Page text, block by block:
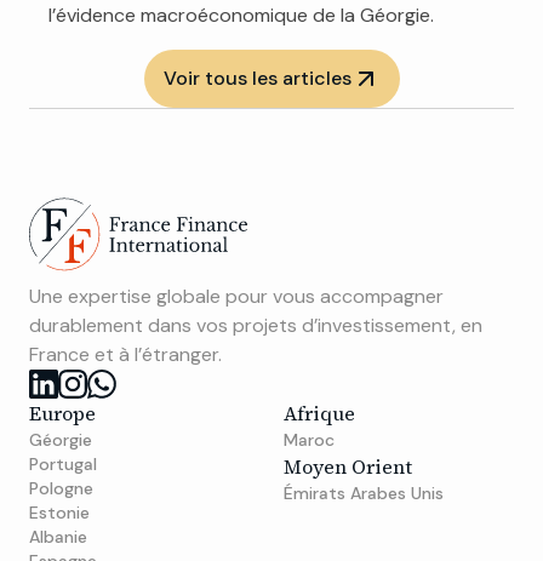
l’évidence macroéconomique de la Géorgie.
Voir tous les articles
Une expertise globale pour vous accompagner
durablement dans vos projets d’investissement, en
France et à l’étranger.
Europe
Géorgie
Portugal
Pologne
Estonie
Albanie
Afrique
Maroc
Moyen Orient
Émirats Arabes Unis